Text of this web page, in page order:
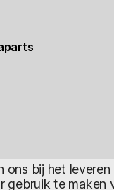
ons bij het
gebruik te maken